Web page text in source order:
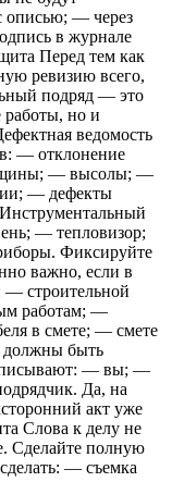
описью; — через
в журнале
Перед тем как
ревизию всего,
подряд — это
работы, но и
ведомость
— отклонение
— высолы; —
— дефекты
— тепловизор;
Фиксируйте
важно, если в
— строительной
работам; —
в смете; — смете
должны быть
— вы; —
Да, на
акт уже
Слова к делу не
Сделайте полную
— съемка